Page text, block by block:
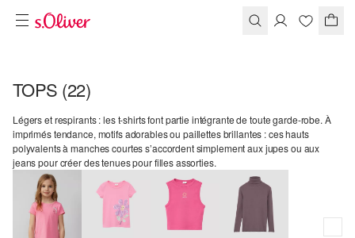
TOPS (22)
Légers et respirants : les t-shirts font partie intégrante de toute garde-robe. À
imprimés tendance, motifs adorables ou paillettes brillantes : ces hauts
polyvalents à manches courtes s’accordent simplement aux jupes ou aux
jeans pour créer des tenues pour filles assorties.